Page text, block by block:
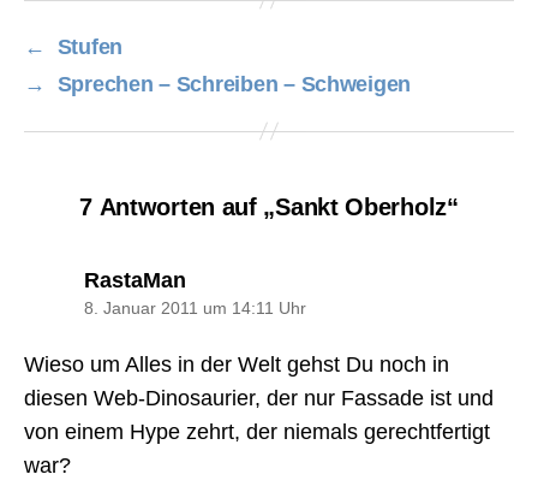
←
Stufen
→
Sprechen – Schreiben – Schweigen
7 Antworten auf „Sankt Oberholz“
RastaMan
8. Januar 2011 um 14:11 Uhr
Wieso um Alles in der Welt gehst Du noch in
diesen Web-Dinosaurier, der nur Fassade ist und
von einem Hype zehrt, der niemals gerechtfertigt
war?